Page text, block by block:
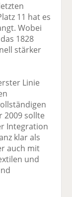
11 hat es
Wobei
1828
stärker
Linie
2009 sollte
Integration
klar als
auch mit
und